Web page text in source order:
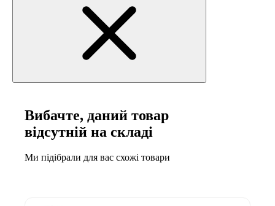
Вибачте, даний товар
відсутній на складі
Ми підібрали для вас схожі товари